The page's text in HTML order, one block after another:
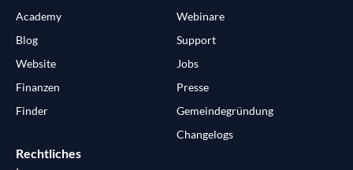
Academy
Blog
Website
Finanzen
Finder
Webinare
Support
Jobs
Presse
Gemeindegründung
Changelogs
Rechtliches